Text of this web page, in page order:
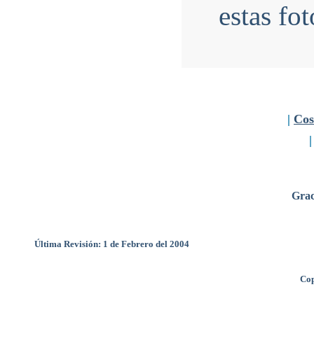
estas
|
Última Revisión: 1 de Febrero del 2004